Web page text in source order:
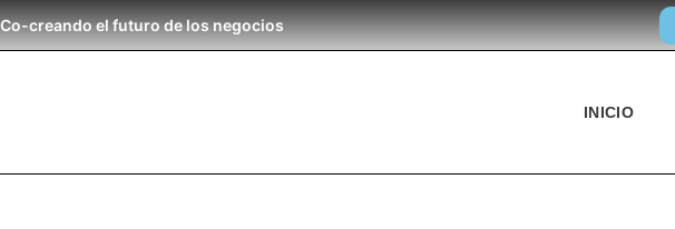
Co-creando el futuro de los negocios
INICIO